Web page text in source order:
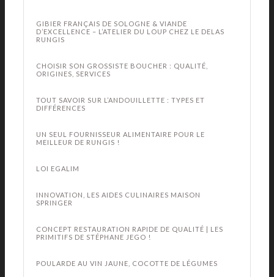
GIBIER FRANÇAIS DE SOLOGNE & VIANDE
D’EXCELLENCE – L’ATELIER DU LOUP CHEZ LE DELAS
RUNGIS
CHOISIR SON GROSSISTE BOUCHER : QUALITÉ,
ORIGINES, SERVICES
TOUT SAVOIR SUR L’ANDOUILLETTE : TYPES ET
DIFFÉRENCES
UN SEUL FOURNISSEUR ALIMENTAIRE POUR LE
MEILLEUR DE RUNGIS !
LOI EGALIM
INNOVATION, LES AIDES CULINAIRES MAISON
SPRINGER
CONCEPT RESTAURATION RAPIDE DE QUALITÉ | LES
PRIMITIFS DE STÉPHANE JEGO !
POULARDE AU VIN JAUNE, COCOTTE DE LÉGUMES